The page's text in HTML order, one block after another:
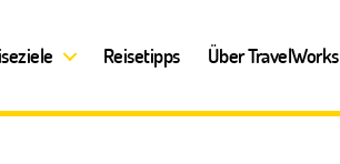
Reisetipps Über TravelWorks